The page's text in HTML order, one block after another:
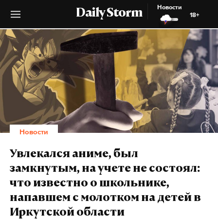
Daily Storm
Новости
18+
Новости
Увлекался аниме, был
замкнутым, на учете не состоял:
что известно о школьнике,
напавшем с молотком на детей в
Иркутской области